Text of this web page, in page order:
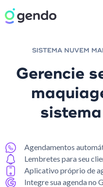
SISTEMA NUVEM
Gerencie
Agendamentos
Lembretes para seu
Aplicativo próprio de
Integre sua agenda no